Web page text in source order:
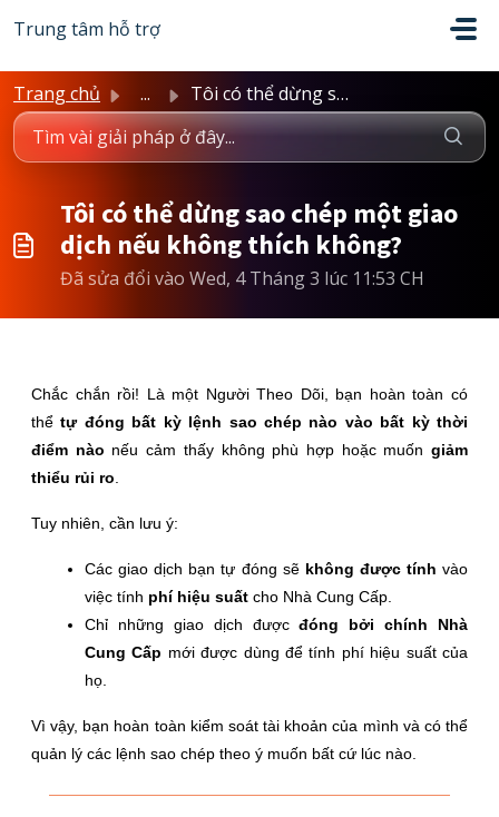
Trung tâm hỗ trợ
Trang chủ ... Tôi có thể dừng sao chép một giao dịch nếu không thích kh...
Tôi có thể dừng sao chép một giao
dịch nếu không thích không?
Đã sửa đổi vào Wed, 4 Tháng 3 lúc 11:53 CH
Chắc chắn rồi! Là một Người Theo Dõi, bạn hoàn toàn có
thểtự đóng bất kỳ lệnh sao chép nào vào bất kỳ thời
điểm nào nếu cảm thấy không phù hợp hoặc muốngiảm
thiểu rủi ro
Tuy nhiên, cần lưu ý:
Các giao dịch bạn tự đóng sẽ không được tính vào
việc tính phí hiệu suất cho Nhà Cung Cấp.
Chỉ những giao dịch đượcđóng bởi chính Nhà
Cung Cấp mới được dùng để tính phí hiệu suất của
họ.
Vì vậy, bạn hoàn toàn kiểm soát tài khoản của mình và có thể
quản lý các lệnh sao chép theo ý muốn bất cứ lúc nào.